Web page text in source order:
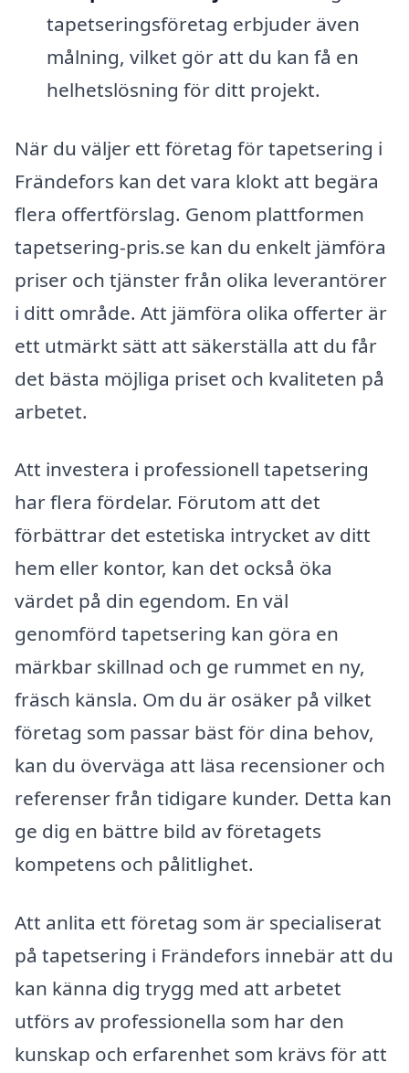
tapetseringsföretag erbjuder även
målning, vilket gör att du kan få en
helhetslösning för ditt projekt.
När du väljer ett företag för tapetsering i
Frändefors kan det vara klokt att begära
flera offertförslag. Genom plattformen
tapetsering-pris.se kan du enkelt jämföra
priser och tjänster från olika leverantörer
i ditt område. Att jämföra olika offerter är
ett utmärkt sätt att säkerställa att du får
det bästa möjliga priset och kvaliteten på
arbetet.
Att investera i professionell tapetsering
har flera fördelar. Förutom att det
förbättrar det estetiska intrycket av ditt
hem eller kontor, kan det också öka
värdet på din egendom. En väl
genomförd tapetsering kan göra en
märkbar skillnad och ge rummet en ny,
fräsch känsla. Om du är osäker på vilket
företag som passar bäst för dina behov,
kan du överväga att läsa recensioner och
referenser från tidigare kunder. Detta kan
ge dig en bättre bild av företagets
kompetens och pålitlighet.
Att anlita ett företag som är specialiserat
på tapetsering i Frändefors innebär att du
kan känna dig trygg med att arbetet
utförs av professionella som har den
kunskap och erfarenhet som krävs för att